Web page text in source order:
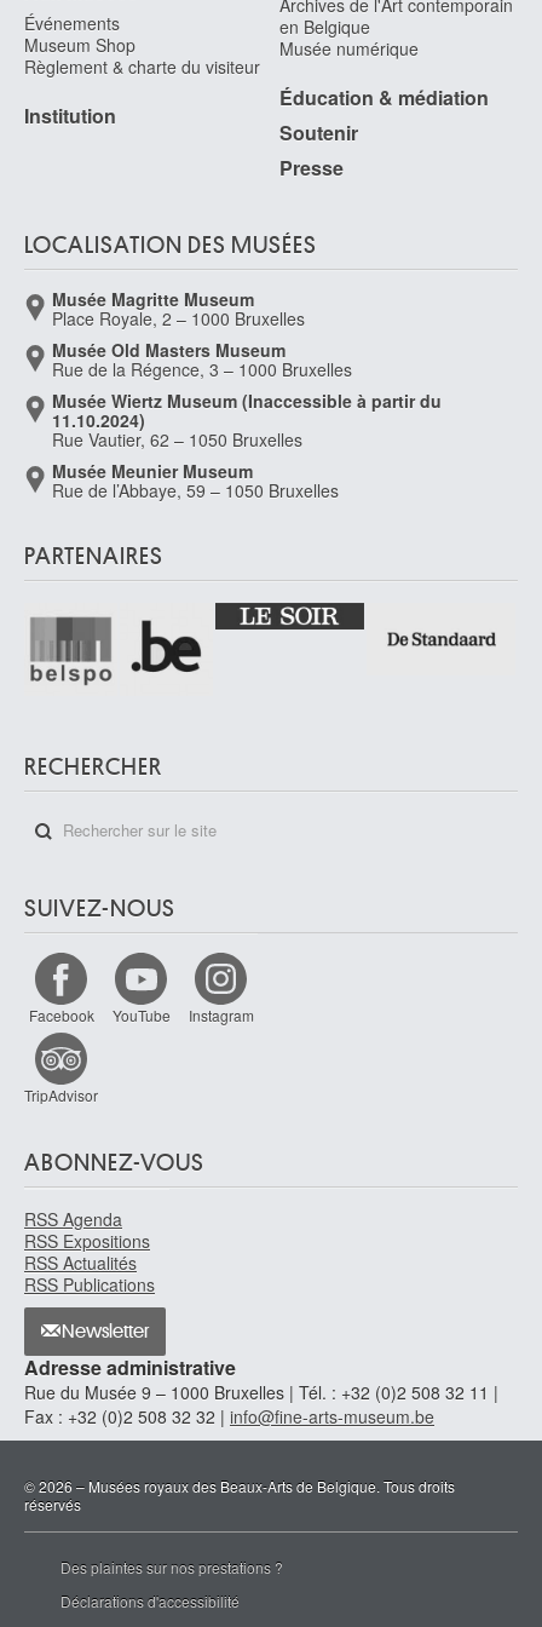
Événements
Museum Shop
Règlement & charte du visiteur
Institution
Archives de l'Art contemporain
en Belgique
Musée numérique
Éducation & médiation
Soutenir
Presse
LOCALISATION DES MUSÉES
Musée Magritte Museum
Place Royale, 2 – 1000 Bruxelles
Musée Old Masters Museum
Rue de la Régence, 3 – 1000 Bruxelles
Musée Wiertz Museum (Inaccessible à partir du
11.10.2024)
Rue Vautier, 62 – 1050 Bruxelles
Musée Meunier Museum
Rue de l’Abbaye, 59 – 1050 Bruxelles
PARTENAIRES
RECHERCHER
SUIVEZ-NOUS
Facebook YouTube Instagram
TripAdvisor
ABONNEZ-VOUS
RSS Agenda
RSS Expositions
RSS Actualités
RSS Publications
Newsletter
Adresse administrative
Rue du Musée 9 – 1000 Bruxelles | Tél. : +32 (0)2 508 32 11 |
Fax : +32 (0)2 508 32 32 | info@fine-arts-museum.be
© 2026 – Musées royaux des Beaux-Arts de Belgique. Tous droits
réservés
Des plaintes sur nos prestations ?
Déclarations d'accessibilité